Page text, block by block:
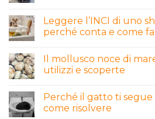
Leggere l’INCI di uno
perché conta e come
Il mollusco noce di
utilizzi e scoperte
Perché il gatto ti segue
come risolvere